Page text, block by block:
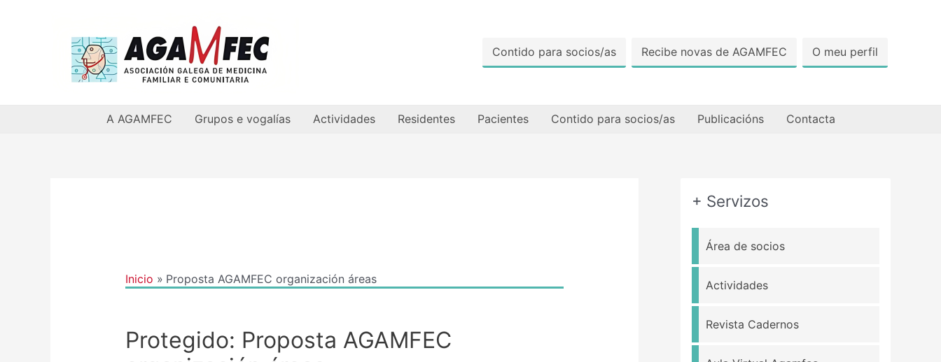
Contido para socios/as Recibe novas de AGAMFEC O meu perfil
A AGAMFEC Grupos e vogalías Actividades Residentes Pacientes Contido para socios/as Publicacións Contacta
Inicio Proposta AGAMFEC organización áreas
Protegido: Proposta AGAMFEC
+ Servizos
Área de socios
Actividades
Revista Cadernos